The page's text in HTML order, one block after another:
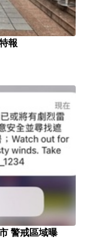
報
警戒區域曝